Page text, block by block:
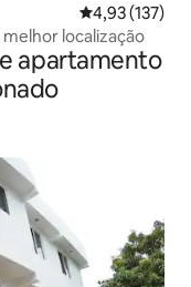
4,93 de uma
4,93 (137)
com a melhor localização
apartamento